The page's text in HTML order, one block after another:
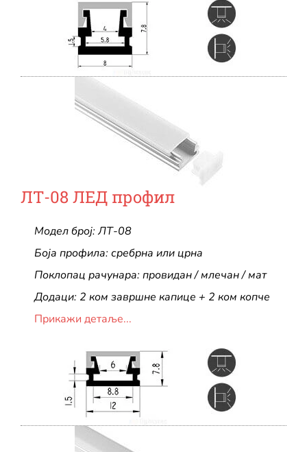
ЛТ-08 ЛЕД профил
Модел број: ЛТ-08
Боја профила: сребрна или црна
Поклопац рачунара: провидан / млечан / мат
Додаци: 2 ком завршне капице + 2 ком копче
Прикажи детаље...